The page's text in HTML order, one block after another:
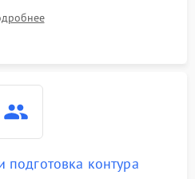
1000 ₽
1800 ₽
проверка термостата и
с электронного дисплея.
подготовка контура